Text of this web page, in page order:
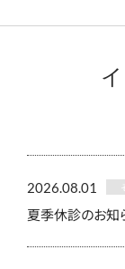
2026.08.01
夏季休診のお知